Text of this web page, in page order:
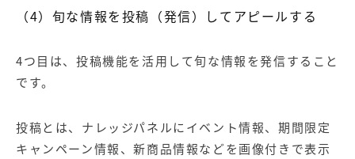
（4）旬な情報を投稿（発信）してアピールする
4つ目は、投稿機能を活用して旬な情報を発信すること
です。
投稿とは、ナレッジパネルにイベント情報、期間限定
キャンペーン情報、新商品情報などを画像付きで表示